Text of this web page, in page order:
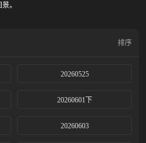
。
排序
20260525
20260601下
20260603